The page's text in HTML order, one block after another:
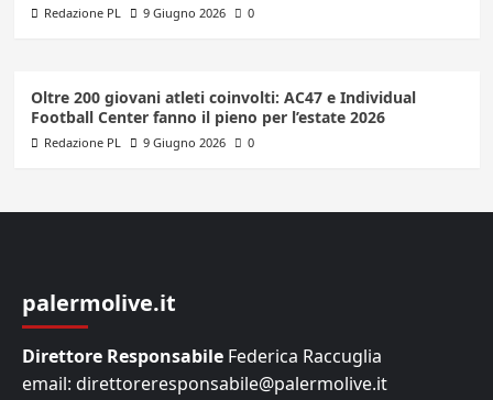
Redazione PL 9 Giugno 2026 0
Oltre 200 giovani atleti coinvolti: AC47 e Individual
Football Center fanno il pieno per l’estate 2026
Redazione PL 9 Giugno 2026 0
palermolive.it
Direttore Responsabile Federica Raccuglia
email: direttoreresponsabile@palermolive.it